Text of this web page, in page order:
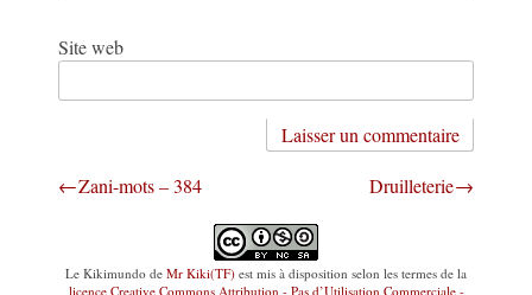
Site web
Navigation
l’article
Zani-mots – 384 Druilleterie
Le Kikimundo de Mr Kiki(TF) est mis à disposition selon les termes de la
licence Creative Commons Attribution - Pas d’Utilisation Commerciale -